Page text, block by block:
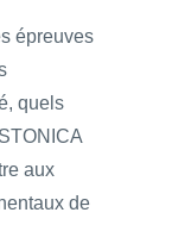
épreuves
quels
aux
de